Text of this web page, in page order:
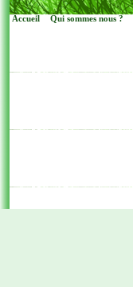
Accueil Qui sommes nous ?